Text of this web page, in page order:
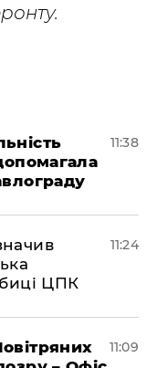
11:38
ЦПК
11:24
11:09